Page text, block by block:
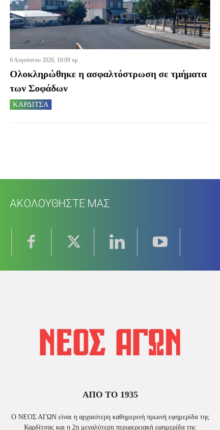
6 Αυγούστου 2026, 10:09 πμ
Ολοκληρώθηκε η ασφαλτόστρωση σε τμήματα
των Σοφάδων
ΚΑΡΔΙΤΣΑ
ΑΚΟΛΟΥΘΗΣΤΕ ΜΑΣ
ΑΠΟ ΤΟ 1935
Ο ΝΕΟΣ ΑΓΩΝ είναι η αρχαιότερη καθημερινή πρωινή εφημερίδα της
Καρδίτσας και η 2η μεγαλύτερη περιφερειακή εφημερίδα της